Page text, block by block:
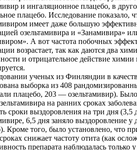
и ингаляционное плацебо, в
плацебо. Исследование показало,
имеет даже большую
озельтамивира и «Занамивира»
А вот частота побочных
возрастает, так как даются два
и отрицательное действие химии
ученых из Финляндии в
выборка из 408
плацебо, 203 — озельтамивир).
на ранних сроках
сроки выздоровления на три дня (3,5
6,5 дня заняло выздоровление у
Кроме того, было установлено, что
снижает частоту отита (как
препарата наблюдалась только у